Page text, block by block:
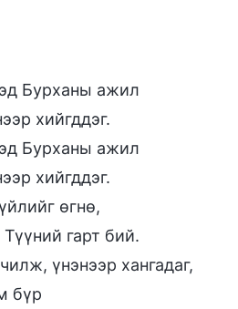
Бурханы ажил
хийгддэг.
Бурханы ажил
хийгддэг.
өгнө,
гарт бий.
үнэнээр хангадаг,
бүр